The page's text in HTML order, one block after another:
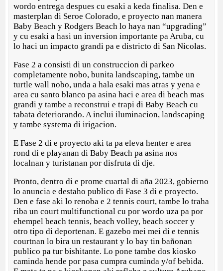
wordo entrega despues cu esaki a keda finalisa. Den e
masterplan di Seroe Colorado, e proyecto nan manera
Baby Beach y Rodgers Beach lo haya nan “upgrading”
y cu esaki a hasi un inversion importante pa Aruba, cu
lo haci un impacto grandi pa e districto di San Nicolas.
Fase 2 a consisti di un construccion di parkeo
completamente nobo, bunita landscaping, tambe un
turtle wall nobo, unda a hala esaki mas atras y yena e
area cu santo blanco pa asina haci e area di beach mas
grandi y tambe a reconstrui e trapi di Baby Beach cu
tabata deteriorando. A inclui iluminacion, landscaping
y tambe systema di irigacion.
E Fase 2 di e proyecto aki ta pa eleva henter e area
rond di e playanan di Baby Beach pa asina nos
localnan y turistanan por disfruta di dje.
Pronto, dentro di e prome cuartal di aña 2023, gobierno
lo anuncia e destaho publico di Fase 3 di e proyecto.
Den e fase aki lo renoba e 2 tennis court, tambe lo traha
riba un court multifunctional cu por wordo uza pa por
ehempel beach tennis, beach volley, beach soccer y
otro tipo di deportenan. E gazebo mei mei di e tennis
courtnan lo bira un restaurant y lo bay tin bañonan
publico pa tur bishitante. Lo pone tambe dos kiosko
caminda hende por pasa cumpra cuminda y/of bebida.